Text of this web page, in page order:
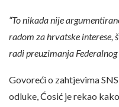
“To nikada nije
radom za hrvatske interese,
radi preuzimanja Federalnog
Govoreći o zahtjevima
odluke, Ćosić je rekao